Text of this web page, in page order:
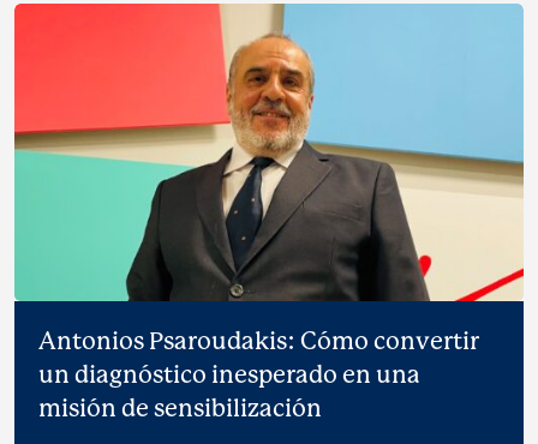
Antonios Psaroudakis: Cómo convertir
un diagnóstico inesperado en una
misión de sensibilización